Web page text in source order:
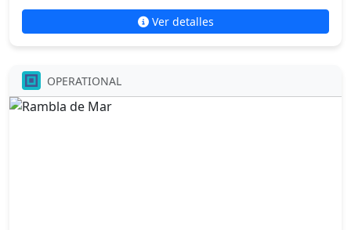
Ver detalles
OPERATIONAL